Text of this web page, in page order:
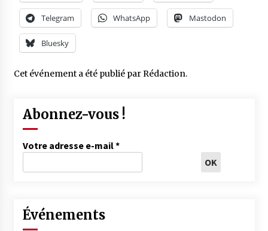
Telegram WhatsApp Mastodon
Bluesky
Cet événement a été publié par Rédaction.
Abonnez-vous !
Votre adresse e-mail*
Événements